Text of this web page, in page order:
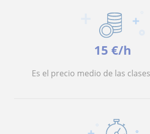
15 €/h
Es el precio medio de las